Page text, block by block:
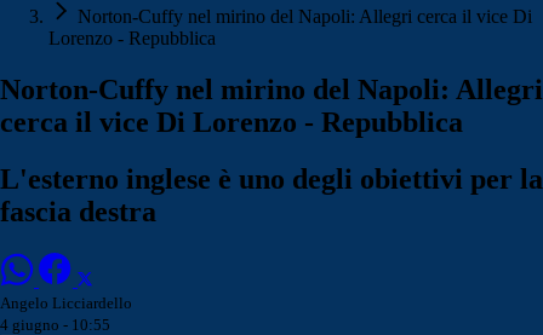
Norton-Cuffy nel mirino del Napoli: Allegri cerca il vice Di
Lorenzo - Repubblica
Norton-Cuffy nel mirino del Napoli: Allegri
cerca il vice Di Lorenzo - Repubblica
L'esterno inglese è uno degli obiettivi per la
fascia destra
Angelo Licciardello
4 giugno - 10:55